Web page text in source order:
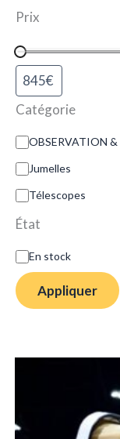
Prix
Catégorie
OBSERVATION &
Jumelles
Télescopes
État
En stock
Appliquer